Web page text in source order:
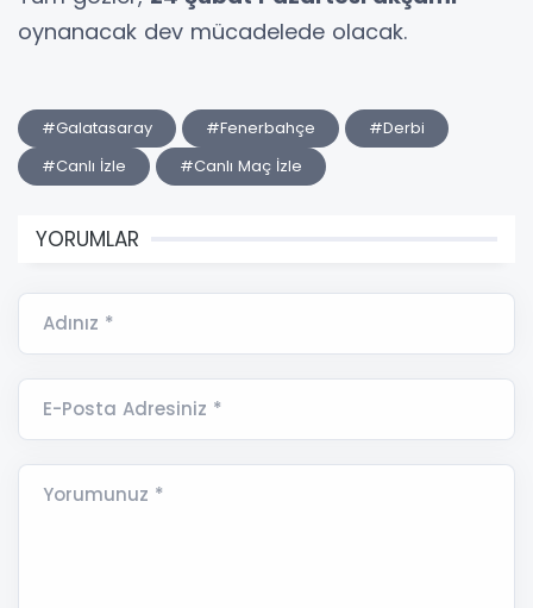
oynanacak dev mücadelede olacak.
#Galatasaray #Fenerbahçe
#Derbi
#Canlı İzle
#Canlı Maç İzle
YORUMLAR
Adınız *
E-Posta Adresiniz *
Yorumunuz *